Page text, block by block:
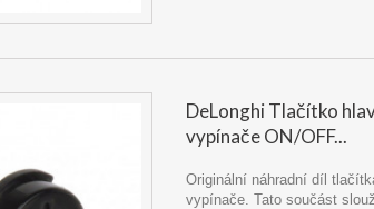
DeLonghi Tlačítko
vypínače ON/OFF...
Originální náhradní díl
vypínače. Tato součást